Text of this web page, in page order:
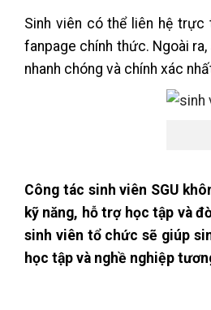
Sinh viên có thể liên hệ
fanpage chính thức. Ngoài
nhanh chóng và chính xác
Công tác sinh viên SGU
kỹ năng, hỗ trợ học tập và
sinh viên tổ chức sẽ giúp
học tập và nghề nghiệp